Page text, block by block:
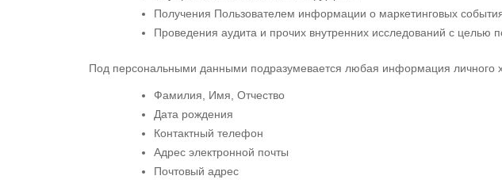
Получения Пользователем информации о маркетинговых
Проведения аудита и прочих внутренних исследований с целью
Под персональными данными подразумевается любая информация личного
Фамилия, Имя, Отчество
Дата рождения
Контактный телефон
Адрес электронной почты
Почтовый адрес